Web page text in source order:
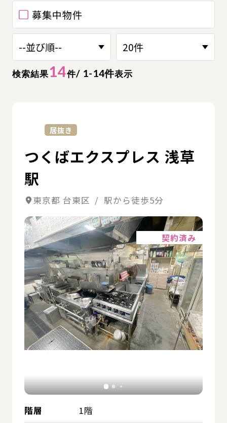
検索結果14件/ 1-14件表示
募集中物件
居抜き
つくばエクスプレス 浅草
駅
東京都 台東区 / 駅から徒歩5分
契約済み
階層
1階